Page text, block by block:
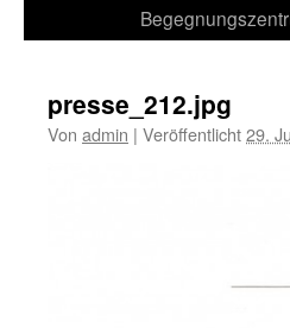
presse_212.jpg
Von admin | Veröffentlicht29.